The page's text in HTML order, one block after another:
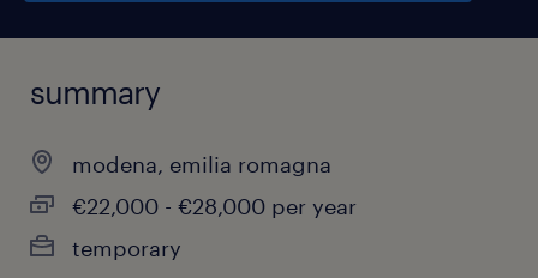
summary
modena, emilia romagna
€22,000 - €28,000 per year
temporary